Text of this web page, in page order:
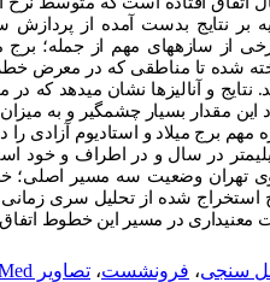
بر نتایج بدست آمده از پردازش
از سازههای مهم از جمله؛ برج
شده تا مناطقی که در معرض خطر
و آنالیزها نشان می­دهد که در
مقدار بسیار چشمگیر و به میزان 60 میلی
مهم برج میلاد و استادیوم آزادی
متر در سال و در اطراف و خود
در مسیر این خطوط اتفاق
سنجی، فرونشست، تصاویر COSMO-SkyMed